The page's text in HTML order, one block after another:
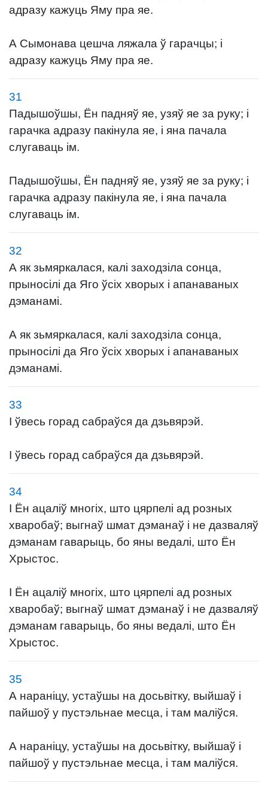
адразу кажуць Яму пра яе.
А Сымонава цешча ляжала ў гарачцы; і
адразу кажуць Яму пра яе.
31
Падышоўшы, Ён падняў яе, узяў яе за руку; і
гарачка адразу пакінула яе, і яна пачала
слугаваць ім.
Падышоўшы, Ён падняў яе, узяў яе за руку; і
гарачка адразу пакінула яе, і яна пачала
слугаваць ім.
32
А як зьмяркалася, калі заходзіла сонца,
прыносілі да Яго ўсіх хворых і апанаваных
дэманамі.
А як зьмяркалася, калі заходзіла сонца,
прыносілі да Яго ўсіх хворых і апанаваных
дэманамі.
33
І ўвесь горад сабраўся да дзьвярэй.
І ўвесь горад сабраўся да дзьвярэй.
34
І Ён ацаліў многіх, што цярпелі ад розных
хваробаў; выгнаў шмат дэманаў і не дазваляў
дэманам гаварыць, бо яны ведалі, што Ён
Хрыстос.
І Ён ацаліў многіх, што цярпелі ад розных
хваробаў; выгнаў шмат дэманаў і не дазваляў
дэманам гаварыць, бо яны ведалі, што Ён
Хрыстос.
35
А нараніцу, устаўшы на досьвітку, выйшаў і
пайшоў у пустэльнае месца, і там маліўся.
А нараніцу, устаўшы на досьвітку, выйшаў і
пайшоў у пустэльнае месца, і там маліўся.